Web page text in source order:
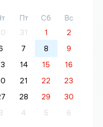
Пт Сб
Вс
31 1
2
7 8
9
14 15
16
21 22
23
28 29
30
4 5 6